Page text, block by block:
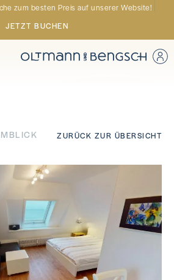
zum besten Preis auf unserer Website!
JETZT BUCHEN
ZURÜCK ZUR ÜBERSICHT